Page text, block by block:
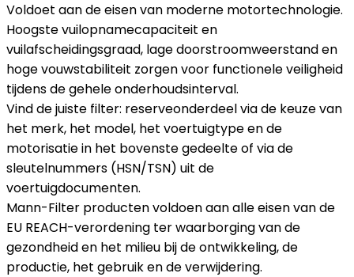
Voldoet aan de eisen van moderne motortechnologie.
Hoogste vuilopnamecapaciteit en
vuilafscheidingsgraad, lage doorstroomweerstand en
hoge vouwstabiliteit zorgen voor functionele veiligheid
tijdens de gehele onderhoudsinterval.
Vind de juiste filter: reserveonderdeel via de keuze van
het merk, het model, het voertuigtype en de
motorisatie in het bovenste gedeelte of via de
sleutelnummers (HSN/TSN) uit de
voertuigdocumenten.
Mann-Filter producten voldoen aan alle eisen van de
EU REACH-verordening ter waarborging van de
gezondheid en het milieu bij de ontwikkeling, de
productie, het gebruik en de verwijdering.